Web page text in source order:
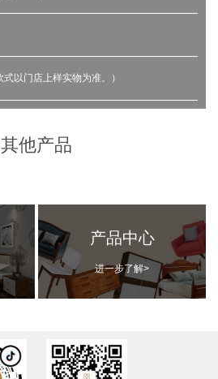
以门店上样实物为准。）
其他产品
产品中心
进一步了解>